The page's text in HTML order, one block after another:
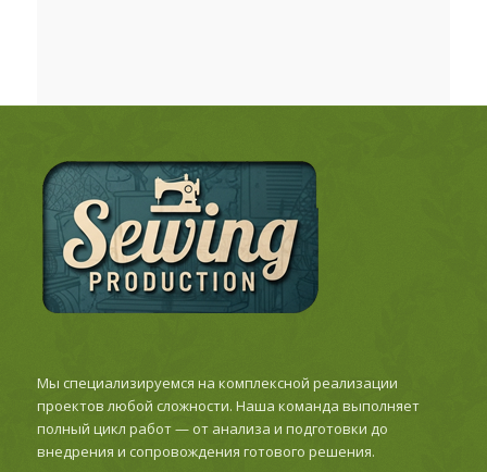
Мы специализируемся на комплексной реализации
проектов любой сложности. Наша команда выполняет
полный цикл работ — от анализа и подготовки до
внедрения и сопровождения готового решения.